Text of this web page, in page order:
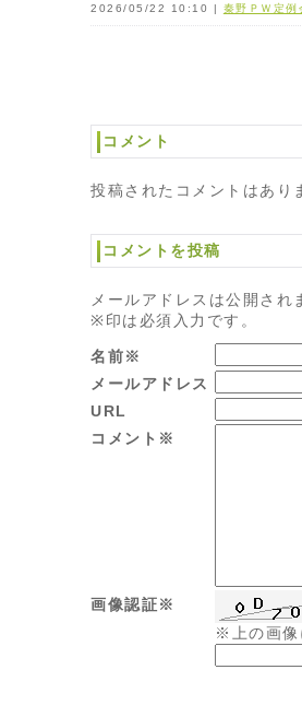
2026/05/22 10:10 | 秦野ＰＷ定例
コメント
投稿されたコメントはあり
コメントを投稿
メールアドレスは公開され
※印は必須入力です。
名前※
メールアドレス
URL
コメント※
画像認証※
※上の画像